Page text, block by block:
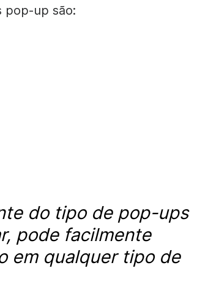
pop-up são:
do tipo de pop-ups
pode facilmente
em qualquer tipo de